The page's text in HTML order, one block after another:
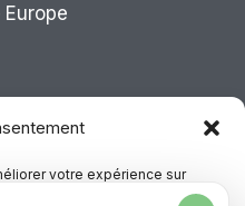
votre expérience sur
des contenus personnalisés.